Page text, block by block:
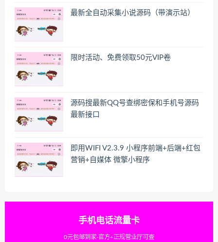
最新全自动采集小说源码（带演示站）
限时活动、免费领取50元VIP卷
源码搜最新QQ号查绑密保和手机号源码
最新接口
即用WIFI V2.3.9 小程序前端+后端+红包
营销+自媒体 微擎小程序
手机电话流量卡
0元包邮到家-官方+正规营业厅可查